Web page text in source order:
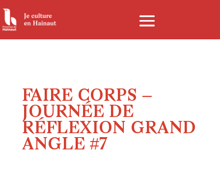
Panneau de gestion des cookies
FAIRE CORPS –
JOURNÉE DE
RÉFLEXION GRAND
ANGLE #7